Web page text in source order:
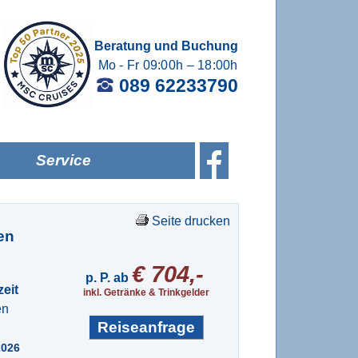
Beratung und Buchung
Mo - Fr 09:00h – 18:00h
089 62233790
Service
Seite drucken
p. P. ab€ 704,-
inkl. Getränke & Trinkgelder
Reiseanfrage